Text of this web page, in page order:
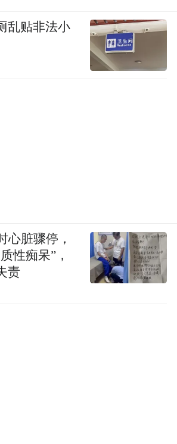
乱贴非法小
心脏骤停，
性痴呆”，
责